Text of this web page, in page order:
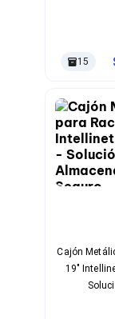
Memorias RAM y
Memorias RAM
Memorias RAM
Memorias USB
Lectores de
Memorias Flash
Componentes
Tarjetas de
Procesadores
Procesadores
Enfriamiento y
15
Cajón
19"